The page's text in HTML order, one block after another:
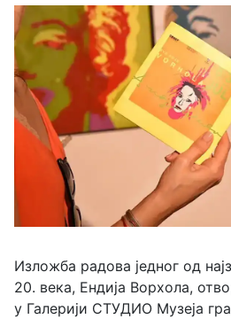
Изложба радова једног од
20. века, Ендија Ворхола,
у Галерији СТУДИО Музеја